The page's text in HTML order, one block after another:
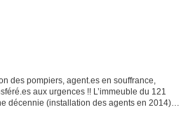
des pompiers, agent.es en souffrance,
aux urgences !! L’immeuble du 121
décennie (installation des agents en 2014)